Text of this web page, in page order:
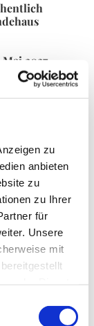
zu
anbieten
zu
zu Ihrer
für
Unsere
mit
2027
findet statt am
Loch,
unter der
Das